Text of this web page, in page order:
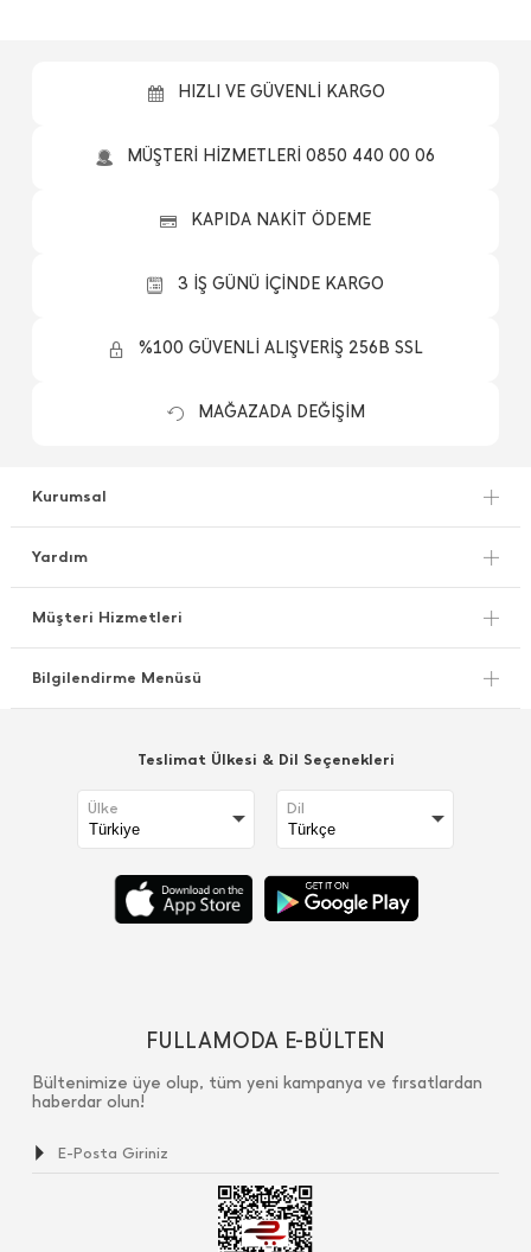
HIZLI VE GÜVENLİ KARGO
MÜŞTERİ HİZMETLERİ 0850 440 00 06
KAPIDA NAKİT ÖDEME
3 İŞ GÜNÜ İÇİNDE KARGO
%100 GÜVENLİ ALIŞVERİŞ 256B SSL
MAĞAZADA DEĞİŞİM
Kurumsal
Yardım
Müşteri Hizmetleri
Bilgilendirme Menüsü
Teslimat Ülkesi & Dil Seçenekleri
Ülke Dil
FULLAMODA E-BÜLTEN
Bültenimize üye olup, tüm yeni kampanya ve fırsatlardan
haberdar olun!